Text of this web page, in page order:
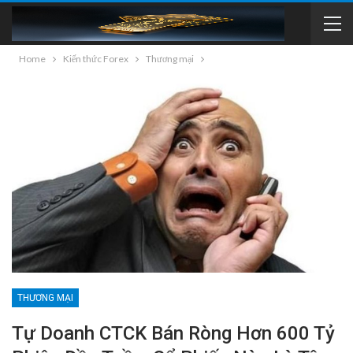
Home Kiến thức Forex Thương mại
THƯƠNG MẠI
Tự Doanh CTCK Bán Ròng Hơn 600 Tỷ